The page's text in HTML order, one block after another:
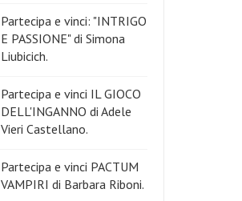
Partecipa e vinci: "INTRIGO
E PASSIONE" di Simona
Liubicich.
Partecipa e vinci IL GIOCO
DELL'INGANNO di Adele
Vieri Castellano.
Partecipa e vinci PACTUM
VAMPIRI di Barbara Riboni.